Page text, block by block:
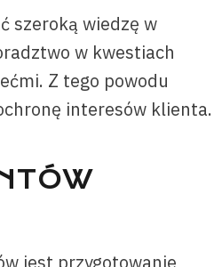
szeroką wiedzę w
w kwestiach
Z tego powodu
interesów klienta.